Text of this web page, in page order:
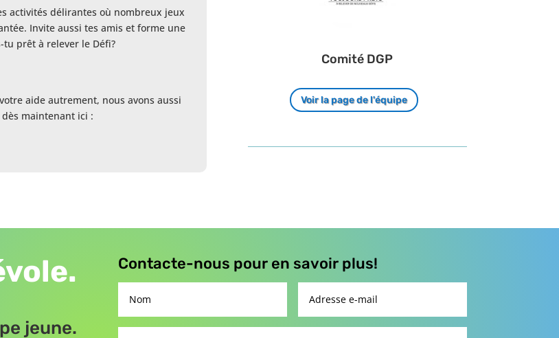
activités délirantes où nombreux jeux
Invite aussi tes amis et forme une
tu prêt à relever le Défi?
aide autrement, nous avons aussi
maintenant ici :
Comité DGP
Voir la page de l'équipe
jeune.
Contacte-nous pour en savoir plus!